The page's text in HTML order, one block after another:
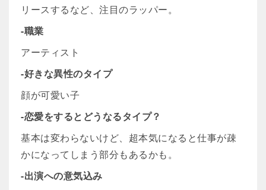
リースするなど、注目のラッパー。
-職業
アーティスト
-好きな異性のタイプ
顔が可愛い子
-恋愛をするとどうなるタイプ？
基本は変わらないけど、超本気になると仕事が疎
かになってしまう部分もあるかも。
-出演への意気込み